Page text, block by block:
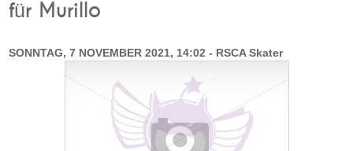
für Murillo
SONNTAG, 7 NOVEMBER 2021, 14:02 - RSCA Skater